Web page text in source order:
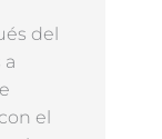
del
a
el